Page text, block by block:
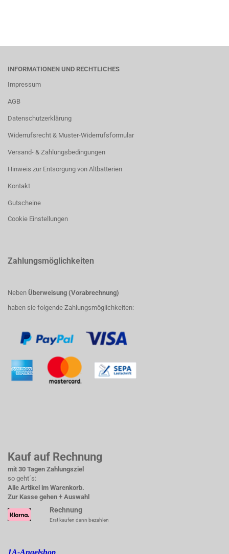
INFORMATIONEN UND RECHTLICHES
Impressum
AGB
Datenschutzerklärung
Widerrufsrecht & Muster-Widerrufsformular
Versand- & Zahlungsbedingungen
Hinweis zur Entsorgung von Altbatterien
Kontakt
Gutscheine
Cookie Einstellungen
Zahlungsmöglichkeiten
Neben Überweisung (Vorabrechnung)
haben sie folgende Zahlungsmöglichkeiten:
Kauf auf Rechnung
mit 30 Tagen Zahlungsziel
so geht´s:
Alle Artikel im Warenkorb.
Zur Kasse gehen + Auswahl
Rechnung
Erst kaufen dann bezahlen
1A-Angelshop